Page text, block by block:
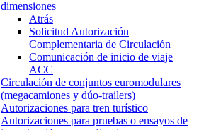
dimensiones
Atrás
Solicitud Autorización
Complementaria de Circulación
Comunicación de inicio de viaje
ACC
Circulación de conjuntos euromodulares
(megacamiones y dúo-trailers)
Autorizaciones para tren turístico
Autorizaciones para pruebas o ensayos de